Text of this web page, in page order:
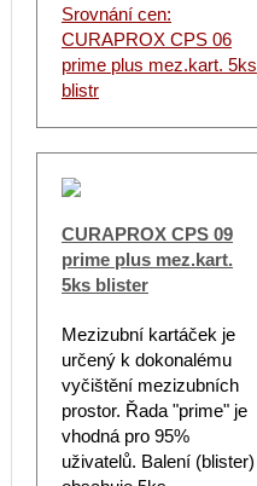
Srovnání cen:
CURAPROX CPS 06
prime plus mez.kart. 5ks
blistr
CURAPROX CPS 09
prime plus mez.kart.
5ks blister
Mezizubní kartáček je
určený k dokonalému
vyčištění mezizubních
prostor. Řada "prime" je
vhodná pro 95%
uživatelů. Balení (blister)